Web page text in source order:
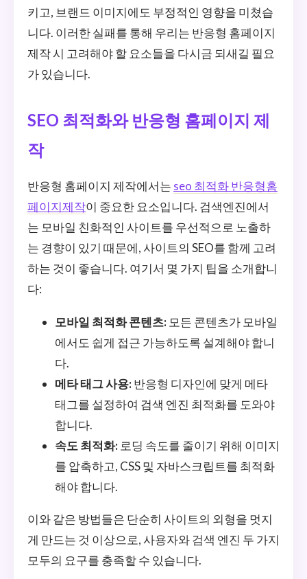
키고, 브랜드 이미지에도 부정적인 영향을 미쳤습
니다. 이러한 실패를 통해 우리는 반응형 홈페이지
제작 시 고려해야 할 요소들을 다시금 되새길 필요
가 있습니다.
SEO 최적화와 반응형 홈페이지 제
작
반응형 홈페이지 제작에서는 seo 최적화 반응형홈
페이지제작이 중요한 요소입니다. 검색엔진에서
는 모바일 친화적인 사이트를 우선적으로 노출하
는 경향이 있기 때문에, 사이트의 SEO를 함께 고려
하는 것이 좋습니다. 여기서 몇 가지 팁을 소개합니
다:
모바일 최적화 콘텐츠: 모든 콘텐츠가 모바일
에서도 쉽게 접근 가능하도록 설계해야 합니
다.
메타 태그 사용: 반응형 디자인에 맞게 메타
태그를 설정하여 검색 엔진 최적화를 도와야
합니다.
속도 최적화: 로딩 속도를 줄이기 위해 이미지
를 압축하고, CSS 및 자바스크립트를 최적화
해야 합니다.
이와 같은 방법들은 단순히 사이트의 외형을 멋지
게 만드는 것 이상으로, 사용자와 검색 엔진 두 가지
모두의 요구를 충족할 수 있습니다.